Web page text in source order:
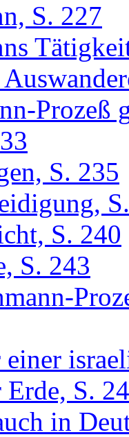
S. 227
Prozeß
S. 235
S. 240
S. 243
einer
Erde, S.
in